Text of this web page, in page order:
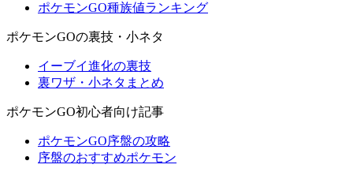
ポケモンGO種族値ランキング
ポケモンGOの裏技・小ネタ
イーブイ進化の裏技
裏ワザ・小ネタまとめ
ポケモンGO初心者向け記事
ポケモンGO序盤の攻略
序盤のおすすめポケモン